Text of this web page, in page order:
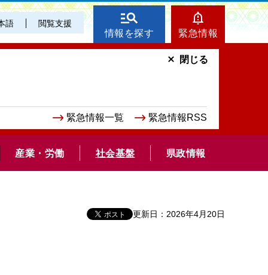
語 閲覧支援
情報を探す 緊急情報
緊急情報一覧 緊急情報RSS
閉じる
産業・労働 社会基盤 県政情報
更新日：2026年4月20日